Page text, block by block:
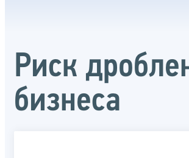
Риск
бизнеса